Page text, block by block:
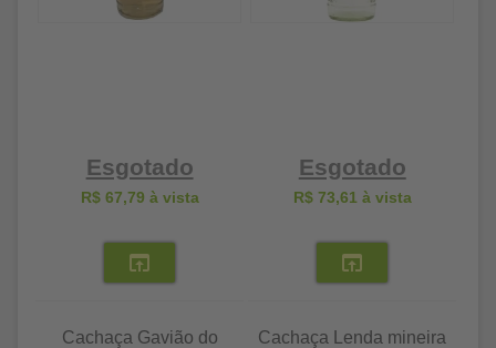
Esgotado
R$ 67,79 à vista
Esgotado
R$ 73,61 à vista
Cachaça Gavião do
Cachaça Lenda mineira